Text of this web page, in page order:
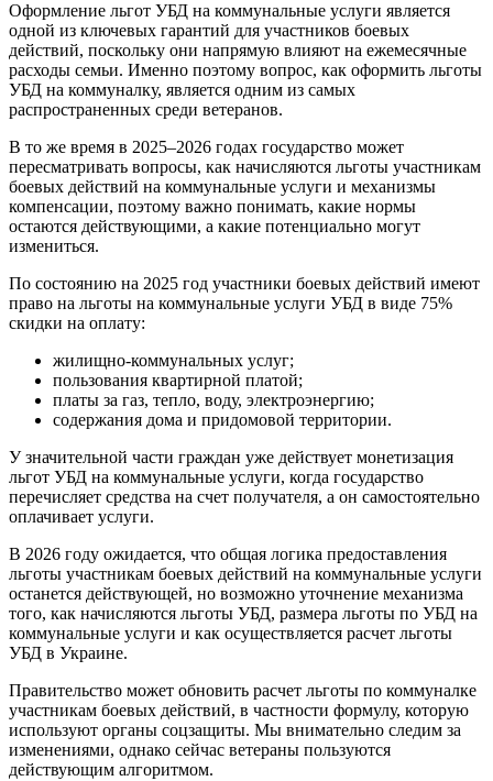
Оформление льгот УБД на коммунальные услуги является
одной из ключевых гарантий для участников боевых
действий, поскольку они напрямую влияют на ежемесячные
расходы семьи. Именно поэтому вопрос, как оформить льготы
УБД на коммуналку, является одним из самых
распространенных среди ветеранов.
В то же время в 2025–2026 годах государство может
пересматривать вопросы, как начисляются льготы участникам
боевых действий на коммунальные услуги и механизмы
компенсации, поэтому важно понимать, какие нормы
остаются действующими, а какие потенциально могут
измениться.
По состоянию на 2025 год участники боевых действий имеют
право на льготы на коммунальные услуги УБД в виде 75%
скидки на оплату:
жилищно-коммунальных услуг;
пользования квартирной платой;
платы за газ, тепло, воду, электроэнергию;
содержания дома и придомовой территории.
У значительной части граждан уже действует монетизация
льгот УБД на коммунальные услуги, когда государство
перечисляет средства на счет получателя, а он самостоятельно
оплачивает услуги.
В 2026 году ожидается, что общая логика предоставления
льготы участникам боевых действий на коммунальные услуги
останется действующей, но возможно уточнение механизма
того, как начисляются льготы УБД, размера льготы по УБД на
коммунальные услуги и как осуществляется расчет льготы
УБД в Украине.
Правительство может обновить расчет льготы по коммуналке
участникам боевых действий, в частности формулу, которую
используют органы соцзащиты. Мы внимательно следим за
изменениями, однако сейчас ветераны пользуются
действующим алгоритмом.